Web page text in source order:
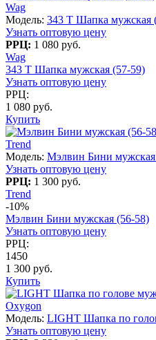
Wag
Модель: 343 T Шапка мужская
Узнать оптовую цену
РРЦ: 1 080 руб.
Wag
343 T Шапка мужская (57-59)
Узнать оптовую цену
РРЦ:
1 080 руб.
Купить
Trend
Модель: Мэлвин Бини мужская
Узнать оптовую цену
РРЦ: 1 300 руб.
Trend
-10%
Мэлвин Бини мужская (56-58)
Узнать оптовую цену
РРЦ:
1450
1 300 руб.
Купить
Oxygon
Модель: LIGHT Шапка по
Узнать оптовую цену